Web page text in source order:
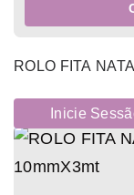
ROLO FITA
Inicie